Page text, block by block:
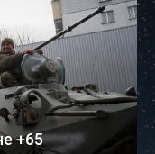
+65